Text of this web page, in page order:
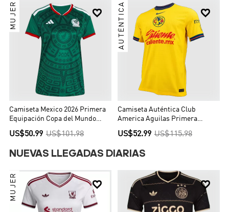

MUJER
Camiseta Mexico 2026 Primera
Equipación Copa del Mundo
Local Mujer - Versión Hincha
US$50.99 US$101.98

AUTÉNTICA
Camiseta Auténtica Club
America Aguilas Primera
Equipación Local Hombre -
Versión Jugador
US$52.99 US$115.98
NUEVAS LLEGADAS DIARIAS

MUJER 